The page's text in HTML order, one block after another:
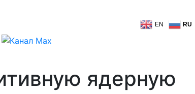
EN RU
ядерную